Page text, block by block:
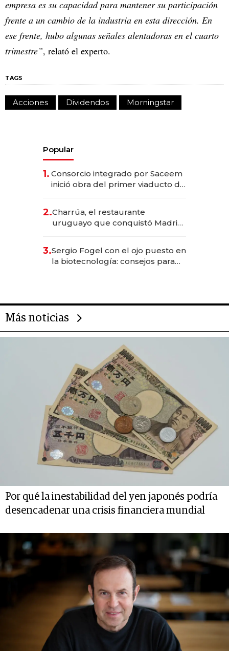
empresa es su capacidad para mantener su participación
frente a un cambio de la industria en esta dirección. En
ese frente, hubo algunas señales alentadoras en el cuarto
trimestre”, relató el experto.
TAGS
Acciones Dividendos Morningstar
Popular
1. Consorcio integrado por Saceem
inició obra del primer viaducto de
millones
2.Charrúa, el restaurante
uruguayo que conquistó Madrid:
anticipación y prepara apertura
3.Sergio Fogel con el ojo puesto en
la biotecnología: consejos para
Más noticias
Por qué la inestabilidad del yen japonés podría
desencadenar una crisis financiera mundial